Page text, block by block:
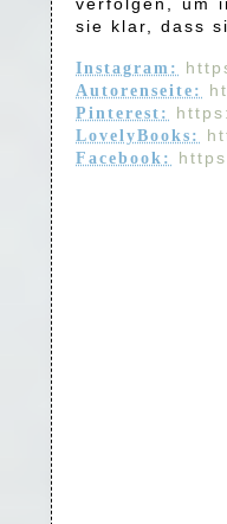
sie klar, dass
Instagram:
Autorenseite:
Pinterest:
LovelyBooks:
Facebook: